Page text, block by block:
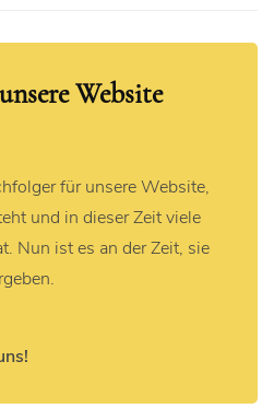
Website
für unsere Website,
und in dieser Zeit viele
Nun ist es an der Zeit, sie